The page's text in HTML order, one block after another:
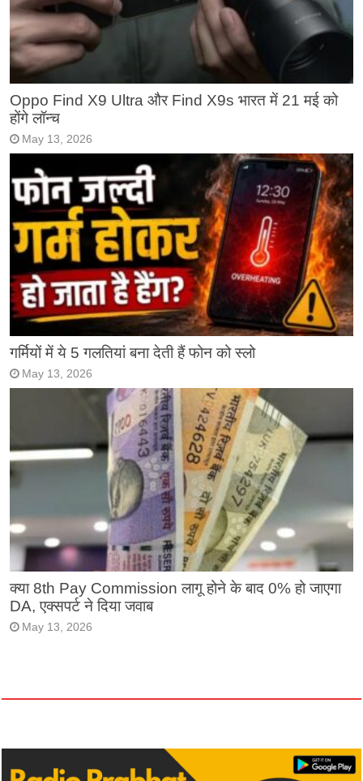
Oppo Find X9 Ultra और Find X9s भारत में 21 मई को
होंगे लॉन्च
May 13, 2026
गर्मियों में ये 5 गलतियां बना देती हैं फोन को स्लो
May 13, 2026
क्या 8th Pay Commission लागू होने के बाद 0% हो जाएगा
DA, एक्सपर्ट ने दिया जवाब
May 13, 2026